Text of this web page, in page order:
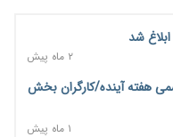
اعداد منتشرشده در
۲ ساعت پیش
۲ ماه پیش
هفته آینده/کارگران بخش
۱ ماه پیش